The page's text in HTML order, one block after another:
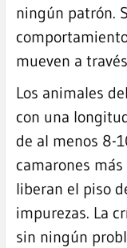
ningún patrón.
mueven a
Los animales
con una
de al menos 8-
camarones
liberan el piso
impurezas. La
sin ningún